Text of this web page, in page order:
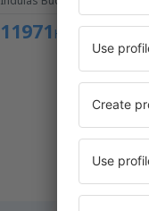
11971 HUF